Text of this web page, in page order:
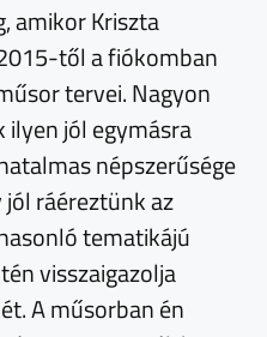
amikor Kriszta
től a fiókomban
tervei. Nagyon
jól egymásra
népszerűsége
ráéreztünk az
tematikájú
visszaigazolja
A műsorban én